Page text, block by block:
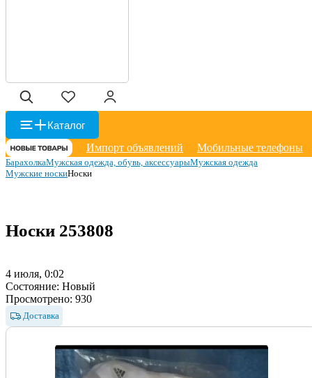
Каталог
Импорт объявлений
Мобильные телефоны
БарахолкаМужская одежда, обувь, аксессуарыМужская одежда
Мужские носкиНоски
Носки 253808
4 июля, 0:02
Состояние: Новый
Просмотрено: 930
Доставка